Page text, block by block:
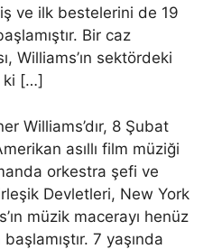
ve ilk bestelerini de 19
Bir caz
Williams’ın sektördeki
ki […]
Williams’dır, 8 Şubat
asıllı film müziği
orkestra şefi ve
Devletleri, New York
müzik macerayı henüz
7 yaşında